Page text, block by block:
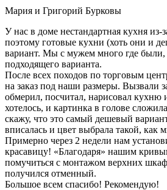
Мария и Григорий Бурковы
У нас в доме нестандартная кухня из-
поэтому готовые кухни (хоть они и
вариант. Мы с мужем много где
подходящего варианта.
После всех походов по торговым
на заказ под наши размеры. Вызвали
обмерил, посчитал, нарисовал кухню
хотелось, и картинка в голове
скажу, что это самый дешевый
вписалась и цвет выбрала такой, как
Примерно через 2 недели нам
красавицу! «Благодаря» нашим
помучиться с монтажом верхних
получился отменный.
Большое всем спасибо! Рекомендую!